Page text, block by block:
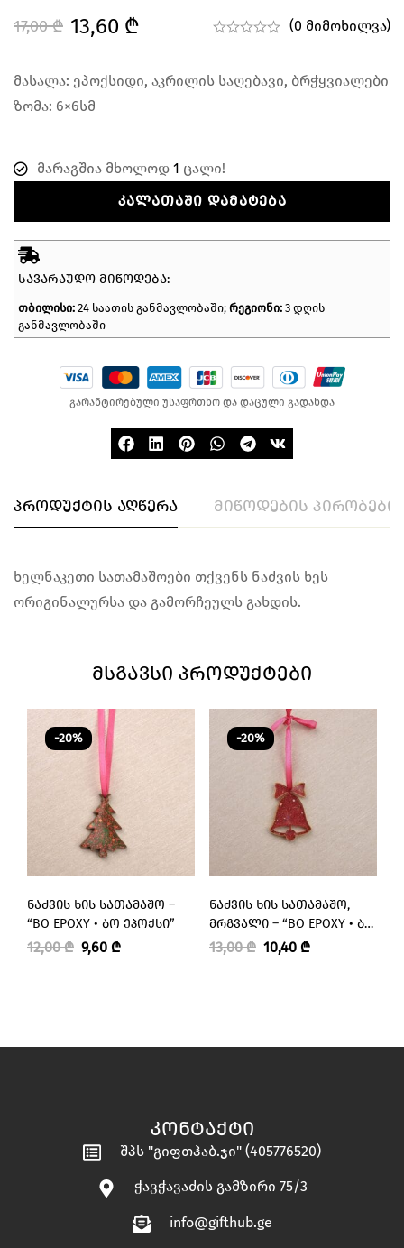
17,00₾ 13,60 ₾ (0 მიმოხილვა)
მასალა: ეპოქსიდი, აკრილის საღებავი, ბრჭყვიალები
ზომა: 6×6სმ
მარაგშია მხოლოდ 1 ცალი!
ᲙᲐᲚᲐᲗᲐᲨᲘ ᲓᲐᲛᲐᲢᲔᲑᲐ
ᲡᲐᲕᲐᲠᲐᲣᲓᲝ ᲛᲘᲬᲝᲓᲔᲑᲐ:
თბილისი: 24 საათის განმავლობაში; რეგიონი: 3 დღის
განმავლობაში
გარანტირებული უსაფრთხო და დაცული გადახდა
პროდუქტის აღწერა მიწოდების პირობები
ხელნაკეთი სათამაშოები თქვენს ნაძვის ხეს
ორიგინალურსა და გამორჩეულს გახდის.
ᲛᲡᲒᲐᲕᲡᲘ ᲞᲠᲝᲓᲣᲥᲢᲔᲑᲘ
-20%
ᲜᲐᲫᲕᲘᲡ ᲮᲘᲡ ᲡᲐᲗᲐᲛᲐᲨᲝ –
“BO EPOXY • ᲑᲝ ᲔᲞᲝᲥᲡᲘ”
12,00₾ 9,60 ₾
-20%
ᲜᲐᲫᲕᲘᲡ ᲮᲘᲡ ᲡᲐᲗᲐᲛᲐᲨᲝ,
ᲛᲠᲒᲕᲐᲚᲘ – “BO EPOXY • ᲑᲝ
ᲔᲞᲝᲥᲡᲘ”
13,00₾ 10,40 ₾
ᲙᲝᲜᲢᲐᲥᲢᲘ
შპს "გიფთჰაბ.ჯი" (405776520)
ჭავჭავაძის გამზირი 75/3
info@gifthub.ge